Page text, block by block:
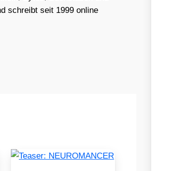
schreibt seit 1999 online